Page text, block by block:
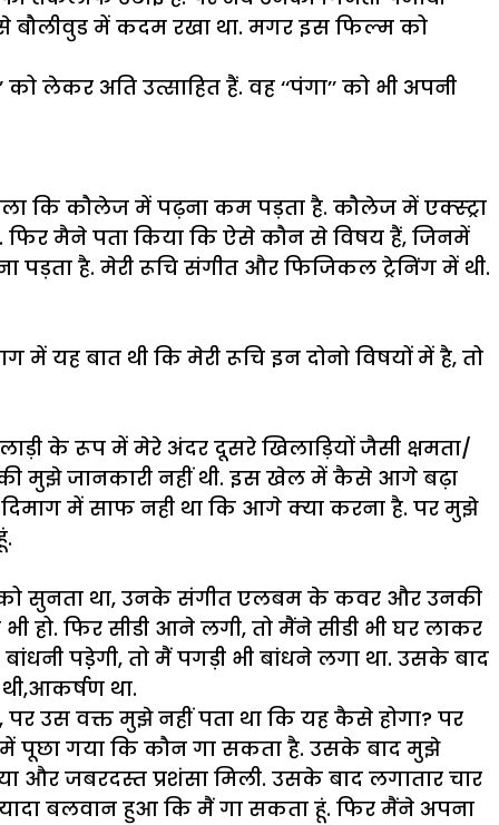
से बौलीवुड में कदम रखा था. मगर इस फिल्म को
को लेकर अति उत्साहित हैं. वह ‘‘पंगा’’ को भी अपनी
कि कौलेज में पढ़ना कम पड़ता है. कौलेज में एक्स्ट्रा
फिर मैने पता किया कि ऐसे कौन से विषय हैं, जिनमें
है. मेरी रूचि संगीत और फिजिकल ट्रेनिंग में थी.
में यह बात थी कि मेरी रूचि इन दोनो विषयों में है, तो
के रूप में मेरे अंदर दूसरे खिलाड़ियों जैसी क्षमता/
मुझे जानकारी नहीं थी. इस खेल में कैसे आगे बढ़ा
में साफ नही था कि आगे क्या करना है. पर मुझे
को सुनता था, उनके संगीत एलबम के कवर और उनकी
हो. फिर सीडी आने लगी, तो मैंने सीडी भी घर लाकर
पडे़गी, तो मैं पगड़ी भी बांधने लगा था. उसके बाद
था.
उस वक्त मुझे नहीं पता था कि यह कैसे होगा? पर
पूछा गया कि कौन गा सकता है. उसके बाद मुझे
जबरदस्त प्रशंसा मिली. उसके बाद लगातार चार
बलवान हुआ कि मैं गा सकता हूं. फिर मैंने अपना